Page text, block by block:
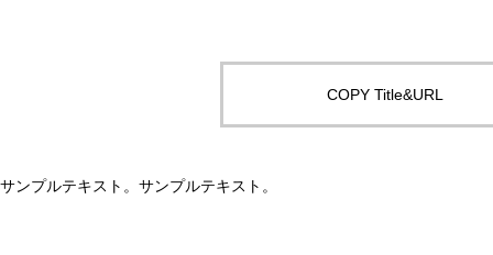
COPY Title&URL
サンプルテキスト。サンプルテキスト。